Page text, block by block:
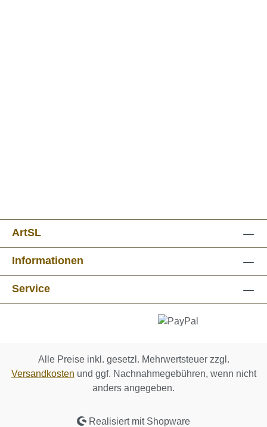
ArtSL
Informationen
Service
Alle Preise inkl. gesetzl. Mehrwertsteuer zzgl.
Versandkosten und ggf. Nachnahmegebühren, wenn nicht
anders angegeben.
Realisiert mit Shopware